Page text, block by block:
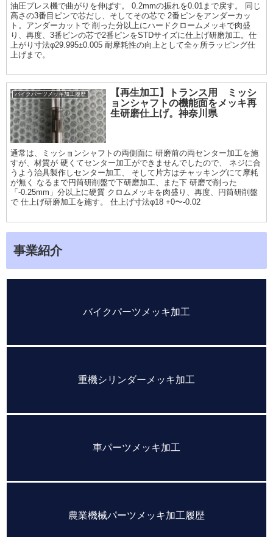
油圧プレス機で曲がりを伸ばす。 0.2mmの振れを0.01まで戻す。 同じ
高さの3番目ピンで芯だし、そしてその芯で 2番ピンをアンダーカッ
ト。アンダーカットで 削った分以上にハードクロームメッキで肉盛
り、再度、3番ピンの芯で2番ピンをSTDサイズに仕上げ研磨加工。仕
上がり寸法φ29.995±0.005 耐摩耗性の向上として全ヶ所ラッピング仕
上げまで。
バイクパーツメッキ加工履歴
【再生加工】トランス用 ミッシ
ョンシャフトの機能面をメッキ再
生研磨仕上げ。神奈川県
通常は、ミッションシャフトの両側面に 研磨前の両センター加工を施
すが、材質が 硬くてセンター加工ができませんでしたので、 ネジに合
うよう治具製作しセンター加工、 そして片方はチャッキングにて摩耗
が無く なるまで円筒研削盤で下研磨加工、また下 研磨で削った
「-0.25mm」分以上に硬質 クロムメッキを肉盛り、再度、円筒研削盤
で 仕上げ研磨加工を施す。 仕上げ寸法φ18 +0〜-0.02
事業紹介
バイクパーツメッキ加工
重機シリンダーメッキ加工
車パーツメッキ加工
農業機械パーツメッキ加工履歴